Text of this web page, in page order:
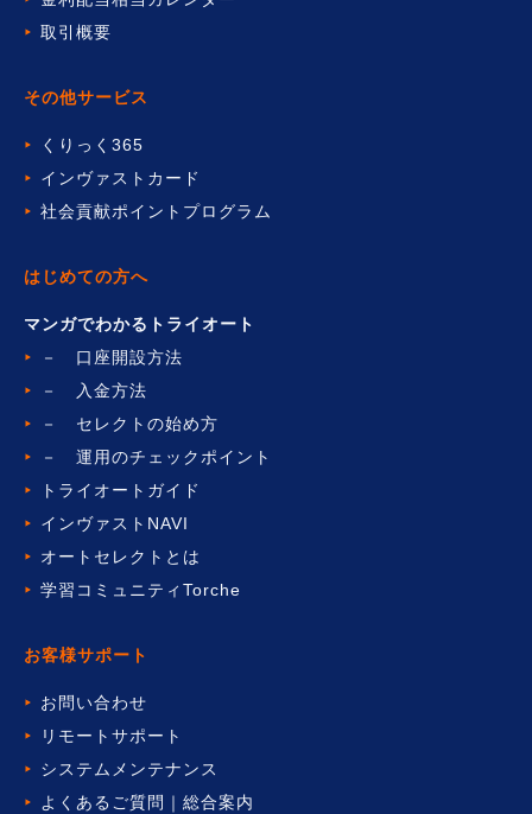
その他サービス
くりっく365
インヴァストカード
社会貢献ポイントプログラム
はじめての方へ
マンガでわかるトライオート
－ 口座開設方法
－ 入金方法
－ セレクトの始め方
－ 運用のチェックポイント
トライオートガイド
インヴァストNAVI
オートセレクトとは
学習コミュニティTorche
取引概要
お客様サポート
お問い合わせ
リモートサポート
システムメンテナンス
よくあるご質問｜総合案内